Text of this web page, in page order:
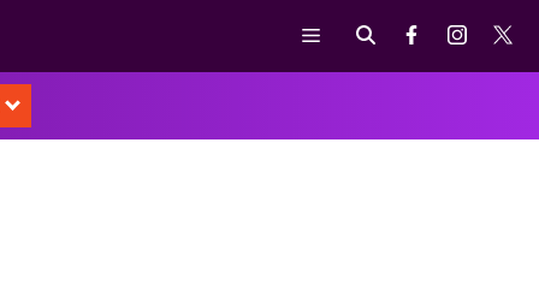
Μενού